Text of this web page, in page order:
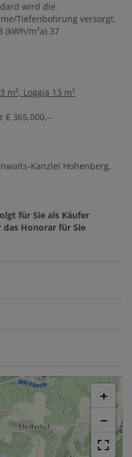
wird die
Tiefenbohrung versorgt.
(kWh/m²a) 37
m², Loggia 13 m²
€ 365.000,--
Kanzlei Hohenberg,
für Sie als Käufer
Honorar für Sie
+
−